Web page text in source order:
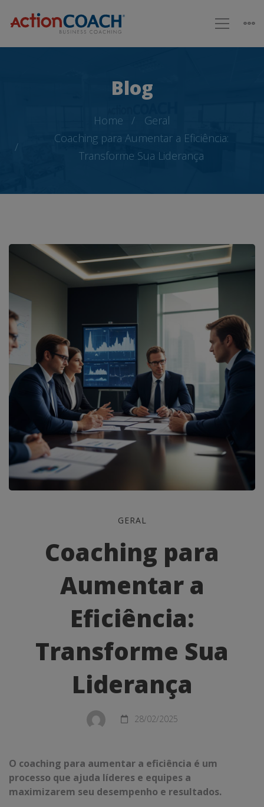
Blog
Home
Geral
Coaching para Aumentar a Eficiência:
Transforme Sua Liderança
para
Aumentar
Eficiência:
Transforme
Sua
Liderança
GERAL
Coaching para
Aumentar a
Eficiência:
Transforme Sua
Liderança
28/02/2025
O coaching para aumentar a eficiência é um
processo que ajuda líderes e equipes a
maximizarem seu desempenho e resultados.